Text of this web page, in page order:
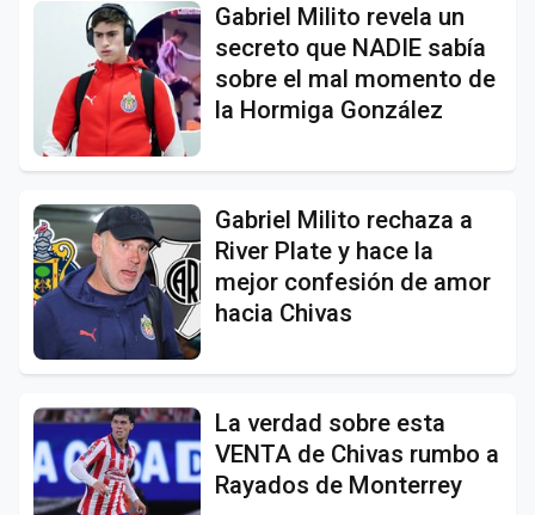
Gabriel Milito revela un
secreto que NADIE sabía
sobre el mal momento de
la Hormiga González
Gabriel Milito rechaza a
River Plate y hace la
mejor confesión de amor
hacia Chivas
La verdad sobre esta
VENTA de Chivas rumbo a
Rayados de Monterrey